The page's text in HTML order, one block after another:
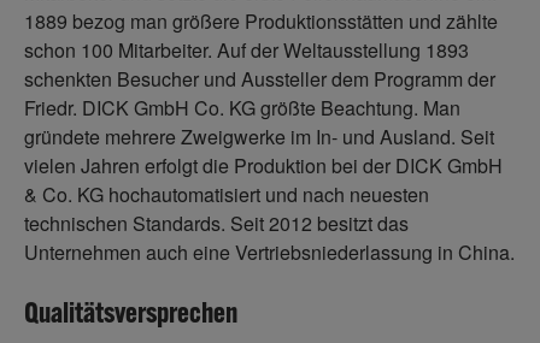
1889 bezog man größere Produktionsstätten und zählte
schon 100 Mitarbeiter. Auf der Weltausstellung 1893
schenkten Besucher und Aussteller dem Programm der
Friedr. DICK GmbH Co. KG größte Beachtung. Man
gründete mehrere Zweigwerke im In- und Ausland. Seit
vielen Jahren erfolgt die Produktion bei der DICK GmbH
& Co. KG hochautomatisiert und nach neuesten
technischen Standards. Seit 2012 besitzt das
Unternehmen auch eine Vertriebsniederlassung in China.
Qualitätsversprechen